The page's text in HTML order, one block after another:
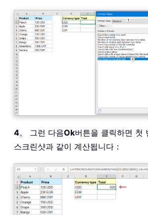
4。 그런 다음Ok버튼을 클릭하면 첫
스크린샷과 같이 계산됩니다：